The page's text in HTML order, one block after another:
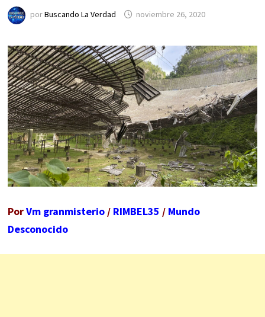
porBuscando La Verdad noviembre 26, 2020
PorVm granmisterio/ RIMBEL35 / Mundo
Desconocido